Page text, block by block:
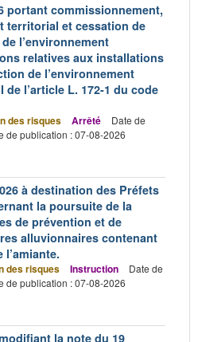
portant commissionnement,
territorial et cessation de
l’environnement
relatives aux installations
de l’environnement
de l’article L. 172-1 du code
des risques Arrêté
Date de
de publication : 07-08-2026
à destination des Préfets
la poursuite de la
de prévention et de
alluvionnaires contenant
des risques Instruction
Date de
de publication : 07-08-2026
la note du 19